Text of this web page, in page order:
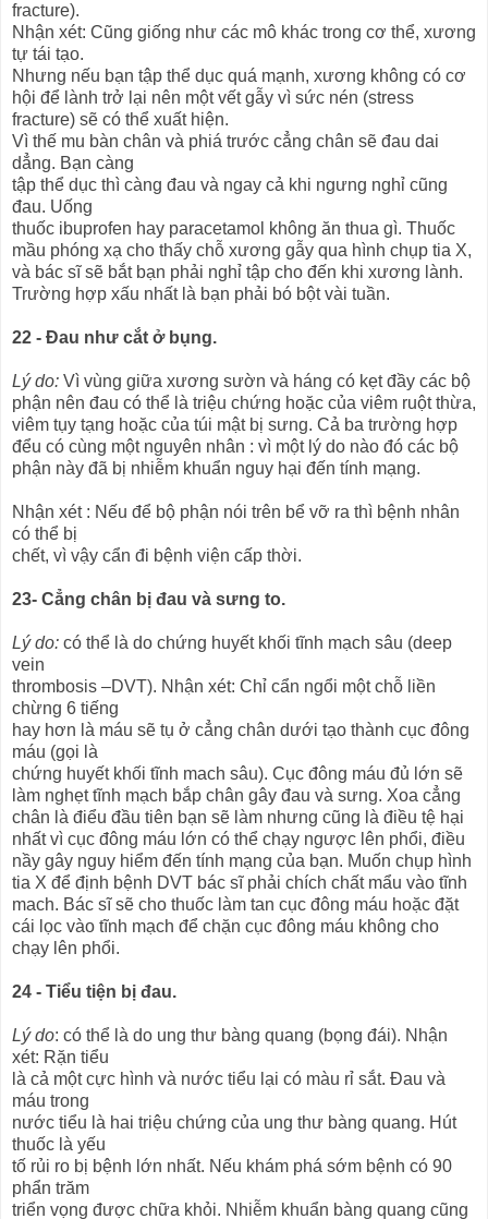
fracture).
Nhận xét: Cũng giống như các mô khác trong cơ thể, xương
tự tái tạo.
Nhưng nếu bạn tập thể dục quá mạnh, xương không có cơ
hội để lành trở lại nên một vết gẫy vì sức nén (stress
fracture) sẽ có thể xuất hiện.
Vì thế mu bàn chân và phiá trước cẳng chân sẽ đau dai
dẳng. Bạn càng
tập thể dục thì càng đau và ngay cả khi ngưng nghỉ cũng
đau. Uống
thuốc ibuprofen hay paracetamol không ăn thua gì. Thuốc
mầu phóng xạ cho thấy chỗ xương gẫy qua hình chụp tia X,
và bác sĩ sẽ bắt bạn phải nghỉ tập cho đến khi xương lành.
Trường hợp xấu nhất là bạn phải bó bột vài tuần.
22 - Đau như cắt ở bụng.
Lý do: Vì vùng giữa xương sườn và háng có kẹt đầy các bộ
phận nên đau có thể là triệu chứng hoặc của viêm ruột thừa,
viêm tụy tạng hoặc của túi mật bị sưng. Cả ba trường hợp
đểu có cùng một nguyên nhân : vì một lý do nào đó các bộ
phận này đã bị nhiễm khuẩn nguy hại đến tính mạng.
Nhận xét : Nếu để bộ phận nói trên bể vỡ ra thì bệnh nhân
có thể bị
chết, vì vậy cẩn đi bệnh viện cấp thời.
23- Cẳng chân bị đau và sưng to.
Lý do: có thể là do chứng huyết khối tĩnh mạch sâu (deep
vein
thrombosis –DVT). Nhận xét: Chỉ cẩn ngổi một chỗ liền
chừng 6 tiếng
hay hơn là máu sẽ tụ ở cẳng chân dưới tạo thành cục đông
máu (gọi là
chứng huyết khối tĩnh mach sâu). Cục đông máu đủ lớn sẽ
làm nghẹt tĩnh mạch bắp chân gây đau và sưng. Xoa cẳng
chân là điểu đầu tiên bạn sẽ làm nhưng cũng là điều tệ hại
nhất vì cục đông máu lớn có thể chạy ngược lên phổi, điều
nầy gây nguy hiểm đến tính mạng của bạn. Muốn chụp hình
tia X để định bệnh DVT bác sĩ phải chích chất mẩu vào tĩnh
mach. Bác sĩ sẽ cho thuốc làm tan cục đông máu hoặc đặt
cái lọc vào tĩnh mạch để chặn cục đông máu không cho
chạy lên phổi.
24 - Tiểu tiện bị đau.
Lý do: có thể là do ung thư bàng quang (bọng đái). Nhận
xét: Rặn tiểu
là cả một cực hình và nước tiểu lại có màu rỉ sắt. Đau và
máu trong
nước tiểu là hai triệu chứng của ung thư bàng quang. Hút
thuốc là yếu
tố rủi ro bị bệnh lớn nhất. Nếu khám phá sớm bệnh có 90
phẩn trăm
triển vọng được chữa khỏi. Nhiễm khuẩn bàng quang cũng